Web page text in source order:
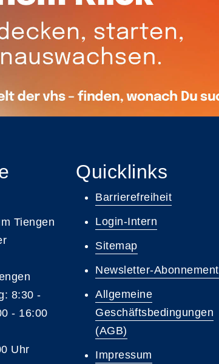
Tiengen
8:30 -
- 16:00
Uhr
Quicklinks
Barrierefreiheit
Login-Intern
Sitemap
Newsletter-Abonnement
Allgemeine
Geschäftsbedingungen
(AGB)
Impressum